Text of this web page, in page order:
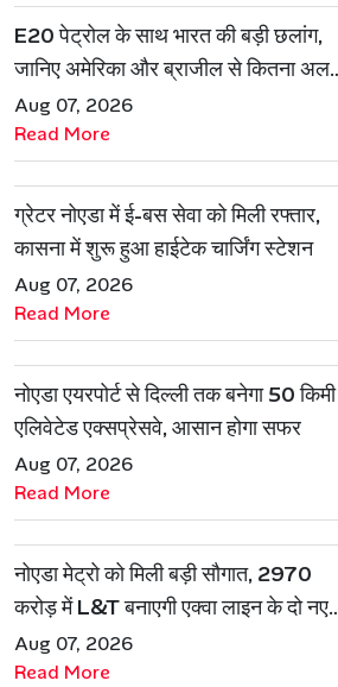
E20 पेट्रोल के साथ भारत की बड़ी छलांग,
जानिए अमेरिका और ब्राजील से कितना
है एथेनॉल मॉडल
Aug 07, 2026
Read More
ग्रेटर नोएडा में ई-बस सेवा को मिली रफ्तार,
कासना में शुरू हुआ हाईटेक चार्जिंग स्टेशन
Aug 07, 2026
Read More
नोएडा एयरपोर्ट से दिल्ली तक बनेगा 50 किमी
एलिवेटेड एक्सप्रेसवे, आसान होगा सफर
Aug 07, 2026
Read More
नोएडा मेट्रो को मिली बड़ी सौगात, 2970
करोड़ में L&T बनाएगी एक्वा लाइन के दो नए
रूट
Aug 07, 2026
Read More